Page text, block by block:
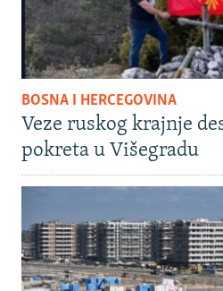
BOSNA I HERCEGOVINA
Veze ruskog krajnje
pokreta u Višegradu